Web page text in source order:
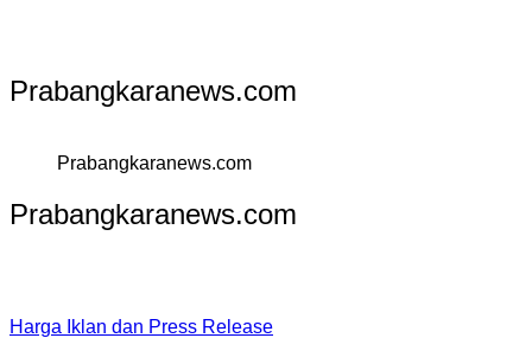
Prabangkaranews.com
Prabangkaranews.com
Prabangkaranews.com
Harga Iklan dan Press Release